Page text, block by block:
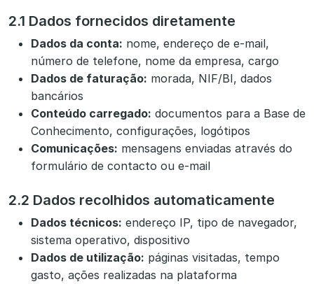
2.1 Dados fornecidos diretamente
Dados da conta: nome, endereço de e-mail,
número de telefone, nome da empresa, cargo
Dados de faturação: morada, NIF/BI, dados
bancários
Conteúdo carregado: documentos para a Base de
Conhecimento, configurações, logótipos
Comunicações: mensagens enviadas através do
formulário de contacto ou e-mail
2.2 Dados recolhidos automaticamente
Dados técnicos: endereço IP, tipo de navegador,
sistema operativo, dispositivo
Dados de utilização: páginas visitadas, tempo
gasto, ações realizadas na plataforma